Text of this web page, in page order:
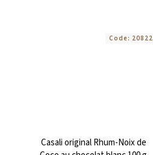
Casali original Rhum-Noix de
Code: 20822